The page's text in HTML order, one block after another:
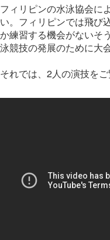
フィリピンの水泳協会に
い。フィリピンでは飛び
か練習する機会がないそ
泳競技の発展のために大
それでは、2人の演技をご